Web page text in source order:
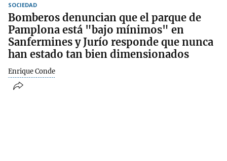
SOCIEDAD
Bomberos denuncian que el parque de
Pamplona está "bajo mínimos" en
Sanfermines y Jurío responde que nunca
han estado tan bien dimensionados
Enrique Conde